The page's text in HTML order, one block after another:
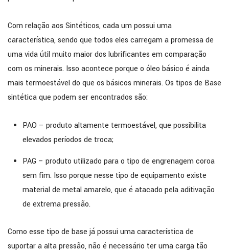
Com relação aos Sintéticos, cada um possui uma
característica, sendo que todos eles carregam a promessa de
uma vida útil muito maior dos lubrificantes em comparação
com os minerais. Isso acontece porque o óleo básico é ainda
mais termoestável do que os básicos minerais. Os tipos de Base
sintética que podem ser encontrados são:
PAO – produto altamente termoestável, que possibilita
elevados períodos de troca;
PAG – produto utilizado para o tipo de engrenagem coroa
sem fim. Isso porque nesse tipo de equipamento existe
material de metal amarelo, que é atacado pela aditivação
de extrema pressão.
Como esse tipo de base já possui uma característica de
suportar a alta pressão, não é necessário ter uma carga tão